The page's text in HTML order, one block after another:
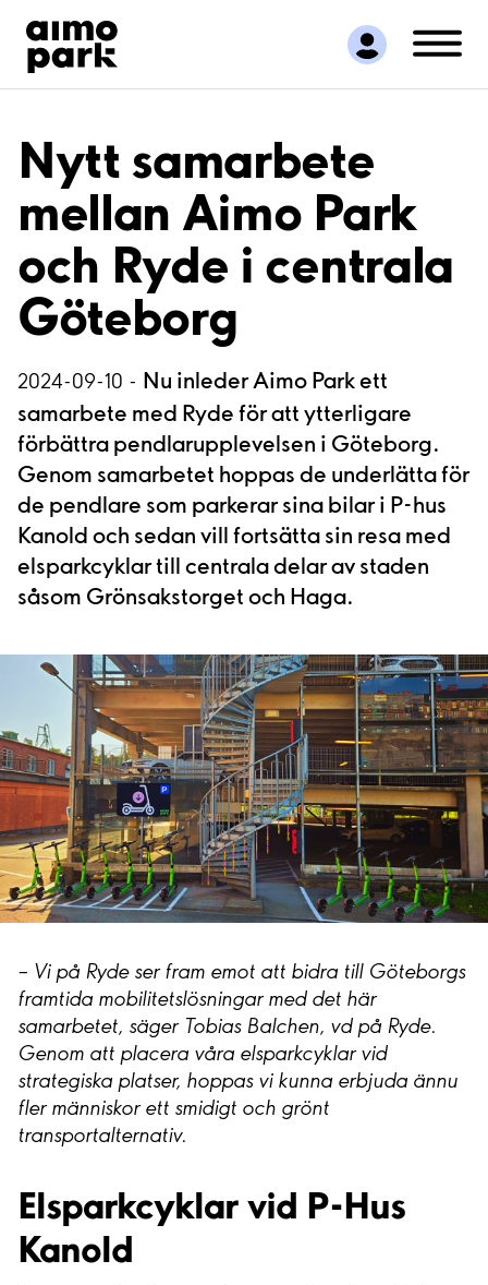
Hitta parkering
Samarbete
Kundservice
Nytt samarbete
mellan Aimo Park
och Ryde i centrala
Göteborg
2024-09-10 - Nu inleder Aimo Park ett
samarbete med Ryde för att ytterligare
förbättra pendlarupplevelsen i Göteborg.
Genom samarbetet hoppas de underlätta för
de pendlare som parkerar sina bilar i P-hus
Kanold och sedan vill fortsätta sin resa med
elsparkcyklar till centrala delar av staden
såsom Grönsakstorget och Haga.
– Vi på Ryde ser fram emot att bidra till Göteborgs
framtida mobilitetslösningar med det här
samarbetet, säger Tobias Balchen, vd på Ryde.
Genom att placera våra elsparkcyklar vid
strategiska platser, hoppas vi kunna erbjuda ännu
fler människor ett smidigt och grönt
transportalternativ.
Elsparkcyklar vid P-Hus
Kanold